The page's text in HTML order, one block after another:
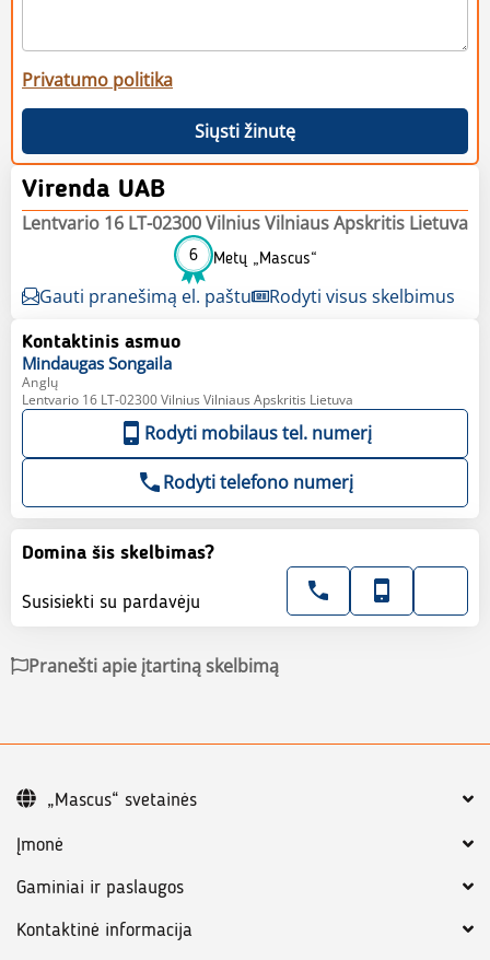
Privatumo politika
Siųsti žinutę
Virenda UAB
Lentvario 16 LT-02300 Vilnius Vilniaus Apskritis Lietuva
6 Metų „Mascus“
Gauti pranešimą el. paštu Rodyti visus skelbimus
Kontaktinis asmuo
Mindaugas Songaila
Anglų
Lentvario 16 LT-02300 Vilnius Vilniaus Apskritis Lietuva
Rodyti mobilaus tel. numerį
Rodyti telefono numerį
Domina šis skelbimas?
Susisiekti su pardavėju
Pranešti apie įtartiną skelbimą
Įmonė
Gaminiai ir paslaugos
Kontaktinė informacija
„Mascus“ svetainės